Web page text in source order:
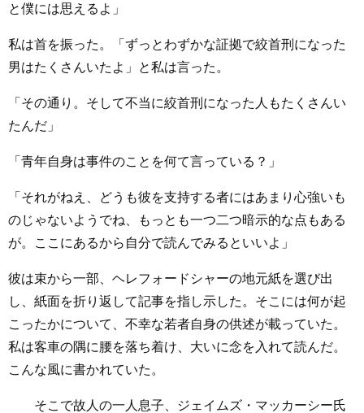
と僕には思えるよ」
私は首を振った。「ずっとわずかな証拠で絞首刑になった
男はたくさんいたよ」と私は言った。
「その通り。そして不当に絞首刑になった人もたくさんい
たんだ」
「青年自身は事件のことを何て言っている？」
「それがねえ、どうも彼を支持する者にはあまり心強いも
のじゃないようでね、もっとも一つ二つ暗示的な点もある
が。ここにあるから自分で読んでみるといいよ」
彼は束から一部、ヘレフォードシャーの地元紙を選び出
し、紙面を折り返して記事を指し示した。そこには何が起
こったかについて、不幸な若者自身の供述が載っていた。
私は客車の隅に腰を落ち着け、大いに念を入れて読んだ。
こんな風に書かれていた。
そこで故人の一人息子、ジェイムズ・マッカーシー氏